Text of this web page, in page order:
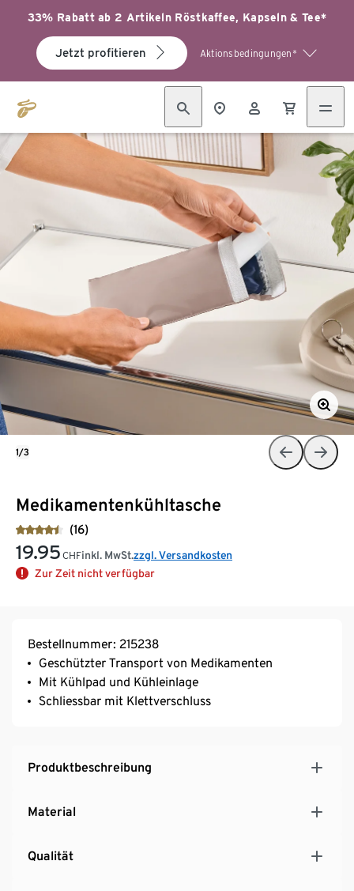
33% Rabatt ab 2 Artikeln Röstkaffee, Kapseln & Tee*
Jetzt profitieren Aktionsbedingungen*
Medikamentenkühltasche
(16)
19.95 CHFinkl. MwSt.zzgl. Versandkosten
Zur Zeit nicht verfügbar
1/3
Bestellnummer: 215238
Geschützter Transport von Medikamenten
Mit Kühlpad und Kühleinlage
Schliessbar mit Klettverschluss
Produktbeschreibung
Material
Qualität